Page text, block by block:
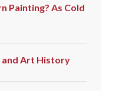
Painting? As Cold
and Art History